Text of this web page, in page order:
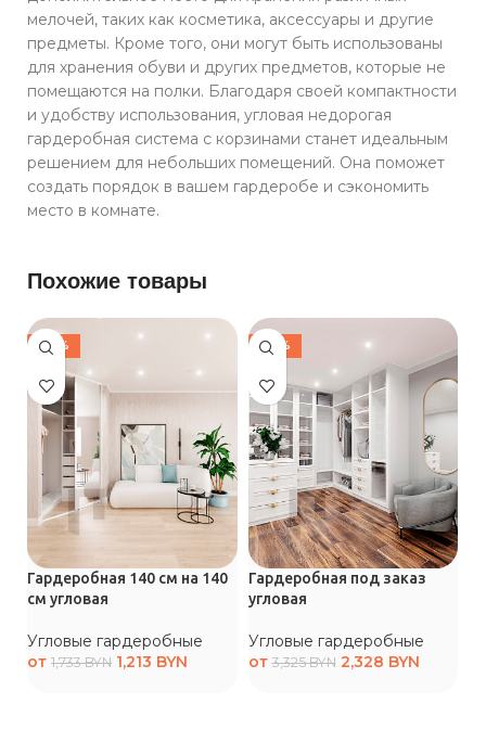
мелочей, таких как косметика, аксессуары и другие
предметы. Кроме того, они могут быть использованы
для хранения обуви и других предметов, которые не
помещаются на полки. Благодаря своей компактности
и удобству использования, угловая недорогая
гардеробная система с корзинами станет идеальным
решением для небольших помещений. Она поможет
создать порядок в вашем гардеробе и сэкономить
место в комнате.
Похожие товары
-30%
Гардеробная 140 см на 140
см угловая
Угловые гардеробные
от 1,733BYN 1,213 BYN
-30%
Гардеробная под заказ
угловая
Угловые гардеробные
от 3,325BYN 2,328 BYN